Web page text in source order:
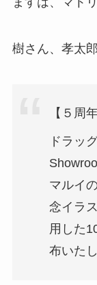
樹さん、孝太
【５周
ドラッ
マルイ
念イラ
用した
布いた